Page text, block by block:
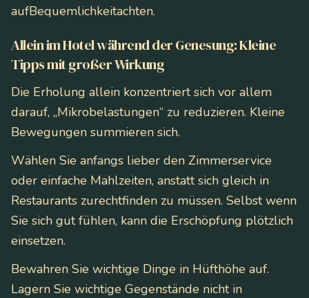
aufBequemlichkeitachten.
Allein im Hotel während der Genesung: Kleine
Tipps mit großer Wirkung
Die Erholung allein konzentriert sich vor allem
darauf, „Mikrobelastungen“ zu reduzieren. Kleine
Bewegungen summieren sich.
Wählen Sie anfangs lieber den Zimmerservice
oder einfache Mahlzeiten, anstatt sich gleich in
Restaurants zurechtfinden zu müssen. Selbst wenn
Sie sich gut fühlen, kann die Erschöpfung plötzlich
einsetzen.
Bewahren Sie wichtige Dinge in Hüfthöhe auf.
Lagern Sie wichtige Gegenstände nicht in